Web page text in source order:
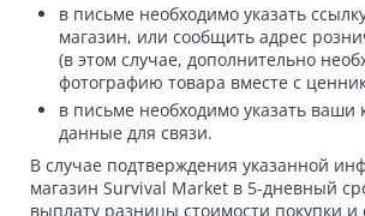
в письме необходимо указать
магазин, или сообщить адрес
(в этом случае, дополнительно
фотографию товара вместе с
в письме необходимо указать ваши
данные для связи.
В случае подтверждения указанной
магазин Survival Market в 5-дневный
выплату разницы стоимости покупки и